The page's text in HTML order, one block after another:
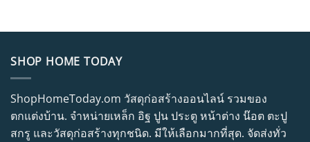
SHOP HOME TODAY
ShopHomeToday.om วัสดุก่อสร้างออนไลน์ รวมของ
ตกแต่งบ้าน. จำหน่ายเหล็ก อิฐ ปูน ประตู หน้าต่าง น๊อต ตะปู
สกรู และวัสดุก่อสร้างทุกชนิด. มีให้เลือกมากที่สุด. จัดส่งทั่ว